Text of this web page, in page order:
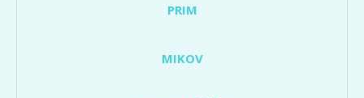
PRIM
MIKOV